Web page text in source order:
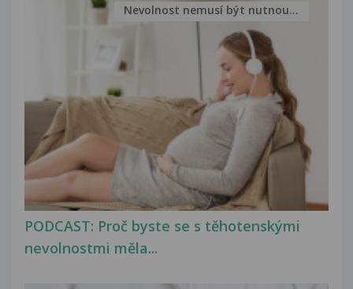
PODCAST: Proč byste se s těhotenskými
nevolnostmi měla...
Nevolnost nemusí být nutnou...